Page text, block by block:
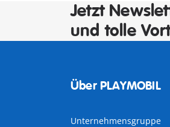
Jetzt
und tolle
Über PLAYMOBIL
Unternehmensgruppe